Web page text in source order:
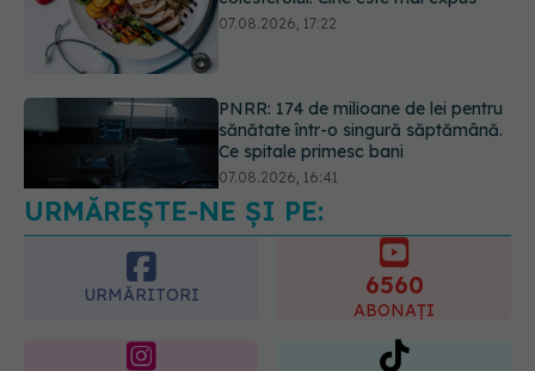
Ce spitale primesc bani
Ce spune culoarea ta preferată
despre vârsta pe care o ai. Care
este "codul cromatic" al generațiilor
07.08.2026, 21:29
URMĂREȘTE-NE ȘI PE:
URMĂRITORI 6560
ABONAȚI